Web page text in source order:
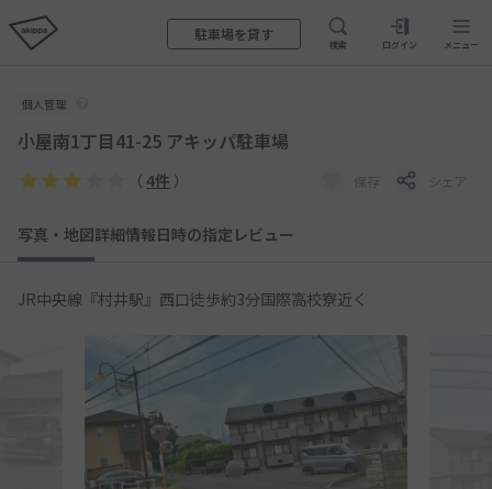
駐車場を貸す
検索 ログイン メニュー
個人管理
小屋南1丁目41-25 アキッパ駐車場
（ 4件 ） 保存 シェア
写真・地図詳細情報日時の指定 レビュー
JR中央線『村井駅』西口徒歩約3分国際高校寮近く